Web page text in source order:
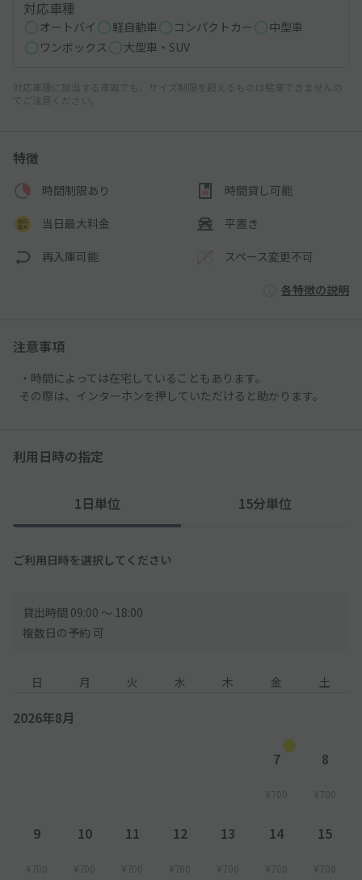
対応車種
オートバイ 軽自動車 コンパクトカー
中型車
ワンボックス
大型車・SUV
対応車種に該当する車両でも、サイズ制限を超えるものは駐車できませんの
でご注意ください。
特徴
時間制限あり 時間貸し可能
当日最大料金 平置き
再入庫可能 スペース変更不可
各特徴の説明
注意事項
・時間によっては在宅していることもあります。
その際は、インターホンを押していただけると助かります。
利用日時の指定
1日単位 15分単位
ご利用日時を選択してください
貸出時間 09:00 〜 18:00
複数日の予約 可
日 月 火 水 木 金 土
2026年8月
7
¥700
8
¥700
9
¥700
10
¥700
11
¥700
12
¥700
13
¥700
14
¥700
15
¥700